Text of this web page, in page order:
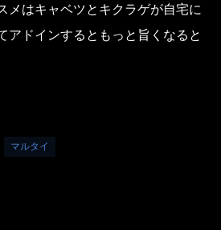
はキャベツとキクラゲが自宅に
アドインするともっと旨くなると
マルタイ